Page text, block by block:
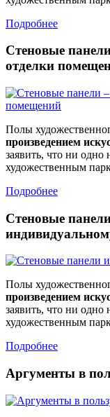
Подробнее
Стеновые
отделки
Полы
произведением
заявить, что ни одно
художественным
Подробнее
Стеновые
Полы
произведением
заявить, что ни одно
художественным
Подробнее
Аргументы в